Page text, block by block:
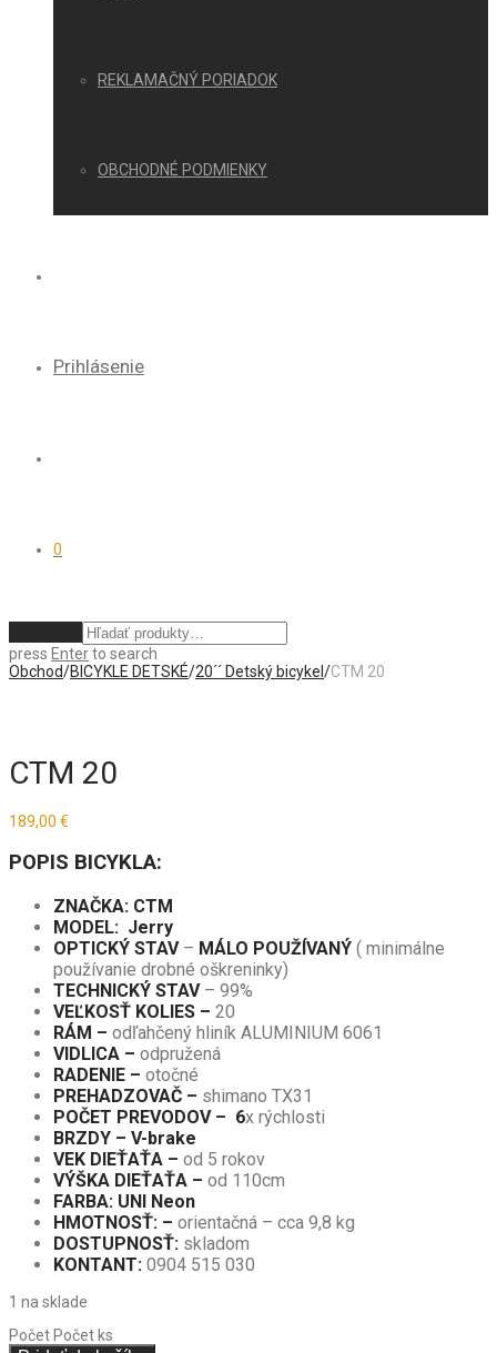
REKLAMAČNÝ PORIADOK
OBCHODNÉ PODMIENKY
Prihlásenie
0
press Enterto search
Obchod/BICYKLE DETSKÉ/20´´ Detský bicykel /CTM 20
CTM 20
189,00 €
POPIS BICYKLA:
ZNAČKA: CTM
MODEL: Jerry
OPTICKÝ STAV– MÁLO POUŽÍVANÝ ( minimálne
používanie drobné oškreninky)
TECHNICKÝ STAV– 99%
VEĽKOSŤ KOLIES – 20
RÁM – odľahčený hliník ALUMINIUM 6061
VIDLICA – odpružená
RADENIE – otočné
PREHADZOVAČ – shimano TX31
POČET PREVODOV – 6x rýchlosti
BRZDY – V-brake
VEK DIEŤAŤA – od 5 rokov
VÝŠKA DIEŤAŤA – od 110cm
FARBA: UNI Neon
HMOTNOSŤ: – orientačná – cca 9,8 kg
DOSTUPNOSŤ: skladom
KONTANT: 0904 515 030
1 na sklade
Počet Počet ks